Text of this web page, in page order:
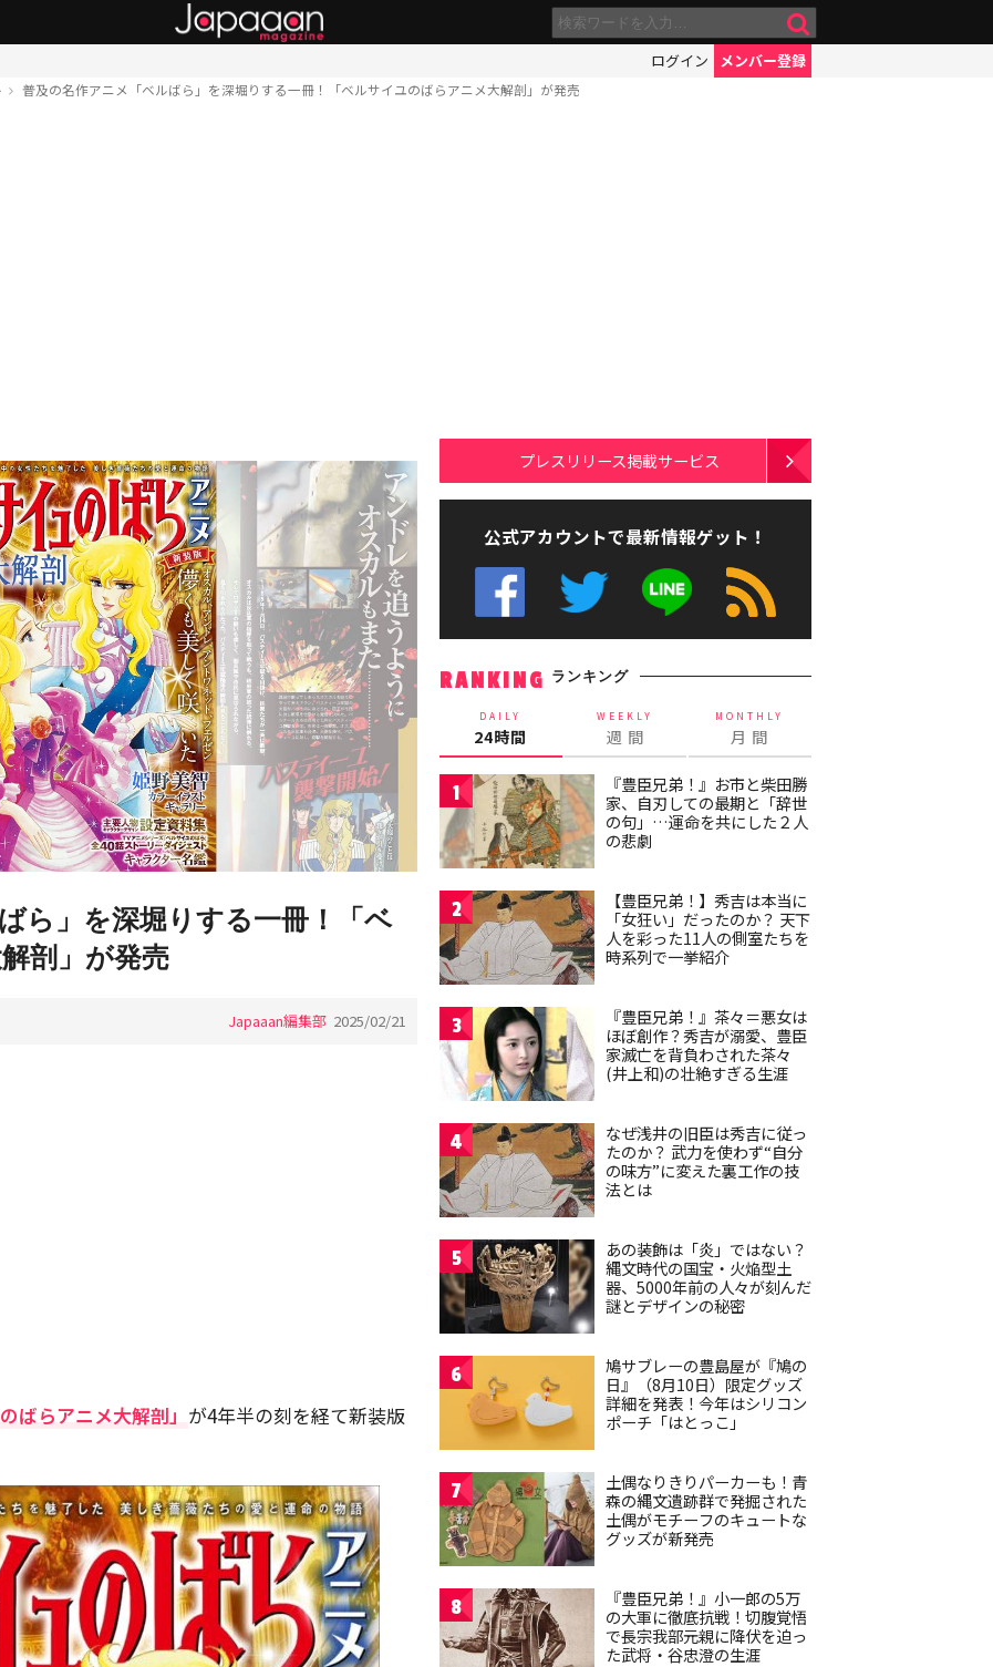
ログイン メンバー登録
普及の名作アニメ「ベルばら」を深堀りする一冊！「ベルサイユのばらアニメ大解剖」が発売
ら」を深堀りする一冊！「ベ
剖」が発売
Japaaan編集部 2025/02/21
ばらアニメ大解剖」 が4年半の刻を経て新装版
プレスリリース掲載サービス
公式アカウントで最新情報ゲット！
RANKING ランキング
DAILY
24時間
WEEKLY
週 間
MONTHLY
月 間
1
『豊臣兄弟！』お市と柴田勝
家、自刃しての最期と「辞世
の句」…運命を共にした２人
の悲劇
2
【豊臣兄弟！】秀吉は本当に
「女狂い」だったのか？ 天下
人を彩った11人の側室たちを
時系列で一挙紹介
3
『豊臣兄弟！』茶々＝悪女は
ほぼ創作？秀吉が溺愛、豊臣
家滅亡を背負わされた茶々
(井上和)の壮絶すぎる生涯
4
なぜ浅井の旧臣は秀吉に従っ
たのか？ 武力を使わず“自分
の味方”に変えた裏工作の技
法とは
5
あの装飾は「炎」ではない？
縄文時代の国宝・火焔型土
器、5000年前の人々が刻んだ
謎とデザインの秘密
6
鳩サブレーの豊島屋が『鳩の
日』（8月10日）限定グッズ
詳細を発表！今年はシリコン
ポーチ「はとっこ」
7
土偶なりきりパーカーも！青
森の縄文遺跡群で発掘された
土偶がモチーフのキュートな
グッズが新発売
8
『豊臣兄弟！』小一郎の5万
の大軍に徹底抗戦！切腹覚悟
で長宗我部元親に降伏を迫っ
た武将・谷忠澄の生涯